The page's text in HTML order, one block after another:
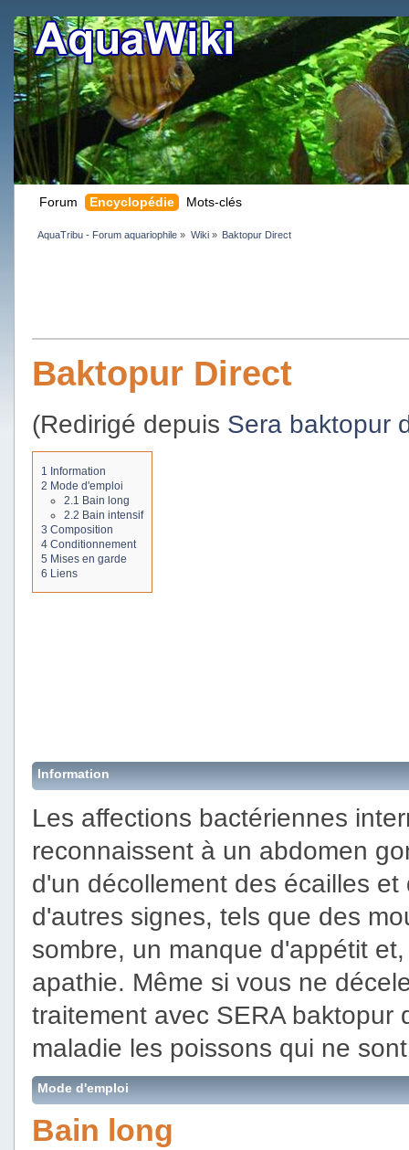
Forum Encyclopédie Mots-clés
AquaTribu - Forum aquariophile » Wiki» Baktopur Direct
Baktopur Direct
(Redirigé depuis Sera baktopur
1 Information
2 Mode d'emploi
2.1 Bain long
2.2 Bain intensif
3 Composition
4 Conditionnement
5 Mises en garde
6 Liens
Information
Les affections bactériennes
reconnaissent à un abdomen
d'un décollement des écailles
d'autres signes, tels que des
sombre, un manque d'appétit
apathie. Même si vous ne
traitement avec SERA
maladie les poissons qui ne
Mode d'emploi
Bain long